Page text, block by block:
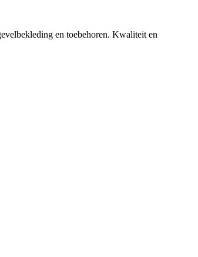
en toebehoren. Kwaliteit en